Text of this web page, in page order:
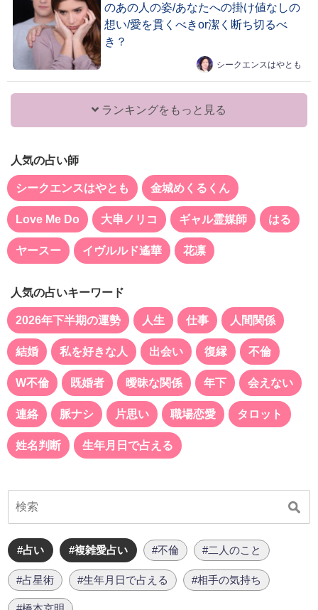
のあの人の姿/あなたへの掛け値なしの
想い/愛を貫くべきor潔く断ち切るべ
き？
シークエンスはやとも
ランキングをもっと見る
人気の占い師
シークエンスはやとも 金城めくるくん
Love Me Do 大串ノリコ ギャル霊媒師 はる
ヤースー イヴルルド遙華 花凛
人気の占いキーワード
2026年下半期の運勢 人生 仕事 人間関係
結婚 私を好きな人 出会い 復縁 不倫
W不倫 既婚者 曖昧な関係 年下 会えない
連絡 脈ナシ 片思い 職場恋愛 タロット
姓名判断 生年月日で占える
#占い #複雑愛占い #不倫 #二人のこと
#占星術 #生年月日で占える #相手の気持ち